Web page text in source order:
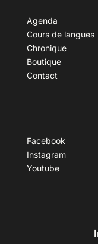
Agenda
Cours de langues
Chronique
Boutique
Contact
Facebook
Instagram
Youtube